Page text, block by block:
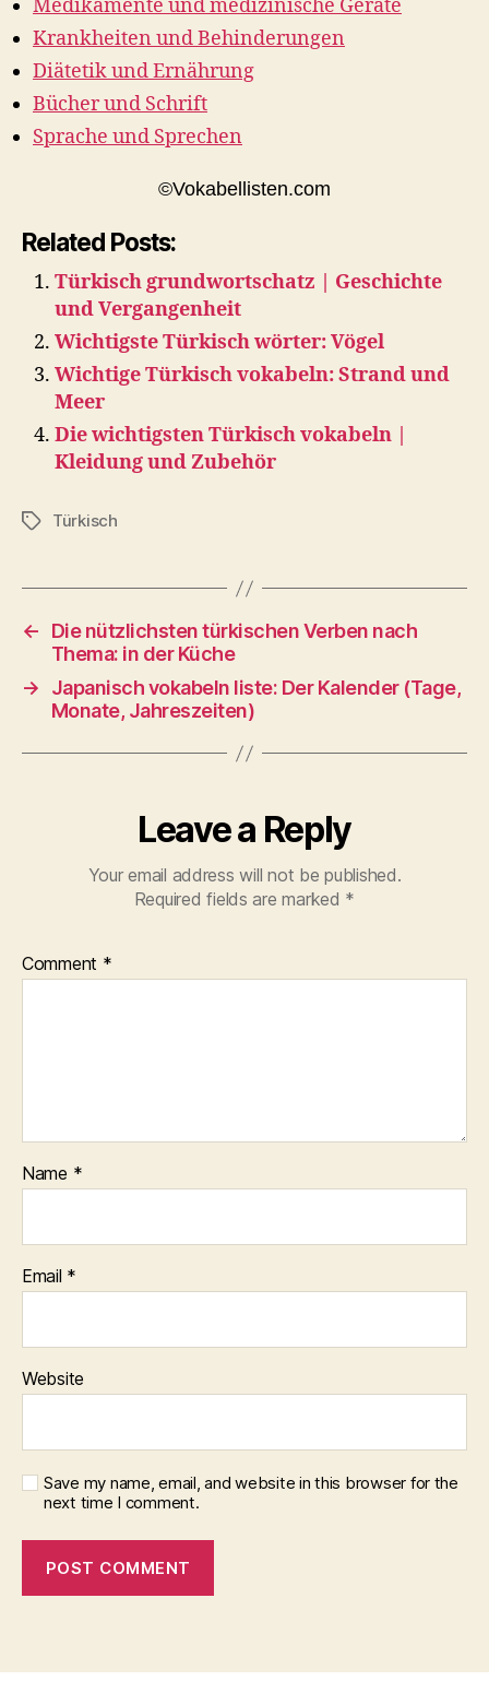
Medikamente und medizinische Geräte
Krankheiten und Behinderungen
Diätetik und Ernährung
Bücher und Schrift
Sprache und Sprechen
©Vokabellisten.com
Related Posts:
Türkisch grundwortschatz | Geschichte
und Vergangenheit
Wichtigste Türkisch wörter: Vögel
Wichtige Türkisch vokabeln: Strand und
Meer
Die wichtigsten Türkisch vokabeln |
Kleidung und Zubehör
TagsTürkisch
←
Die nützlichsten türkischen Verben nach
Thema: in der Küche
→
Japanisch vokabeln liste: Der Kalender (Tage,
Monate, Jahreszeiten)
Leave a Reply
Your email address will not be published.
Required fields are marked *
Comment *
Name *
Email *
Website
Save my name, email, and website in this browser for the
next time I comment.